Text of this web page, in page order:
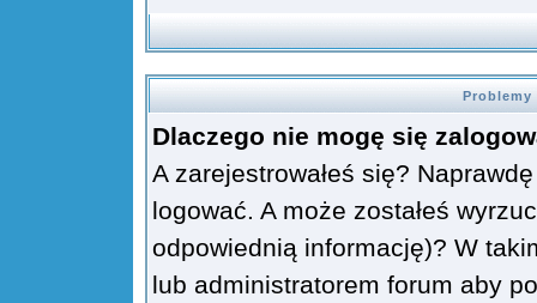
Dlaczego nie mogę się
A zarejestrowałeś się?
logować. A może zostałeś
odpowiednią informację)? W
lub administratorem forum aby